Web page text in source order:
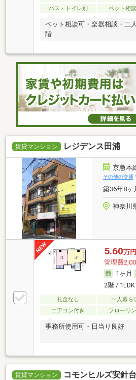
バス・トイレ別
ペット相
ペット相談可・楽器相談・二
階
賃貸マンション レジデンス田浦
京急本
その他の交通
築36年8ヶ
神奈川
5.60万円
管理費
1ヶ月
2階 /
礼金なし 一人暮ら
エアコン付き
フローリ
事務所使用可・日当り良好
賃貸マンション コモンヒルズ安針